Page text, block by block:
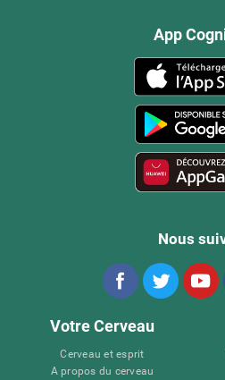
App
Nous
Votre Cerveau
Cerveau et esprit
A propos du cerveau